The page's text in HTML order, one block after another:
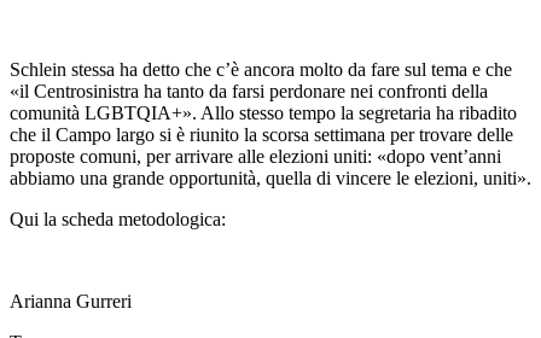
Schlein stessa ha detto che c’è ancora molto da fare sul tema e che
«il Centrosinistra ha tanto da farsi perdonare nei confronti della
comunità LGBTQIA+». Allo stesso tempo la segretaria ha ribadito
che il Campo largo si è riunito la scorsa settimana per trovare delle
proposte comuni, per arrivare alle elezioni uniti: «dopo vent’anni
abbiamo una grande opportunità, quella di vincere le elezioni, uniti».
Qui la scheda metodologica:
Arianna Gurreri